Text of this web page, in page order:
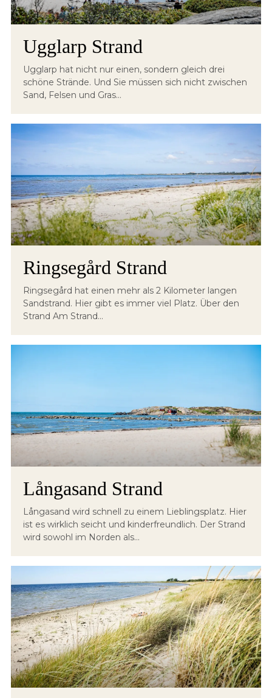
Ugglarp Strand
Ugglarp hat nicht nur einen, sondern gleich drei
schöne Strände. Und Sie müssen sich nicht zwischen
Sand, Felsen und Gras...
Ringsegård Strand
Ringsegård hat einen mehr als 2 Kilometer langen
Sandstrand. Hier gibt es immer viel Platz. Über den
Strand Am Strand...
Långasand Strand
Långasand wird schnell zu einem Lieblingsplatz. Hier
ist es wirklich seicht und kinderfreundlich. Der Strand
wird sowohl im Norden als...